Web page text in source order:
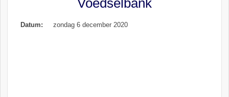
Voedselbank
Datum: zondag 6 december 2020